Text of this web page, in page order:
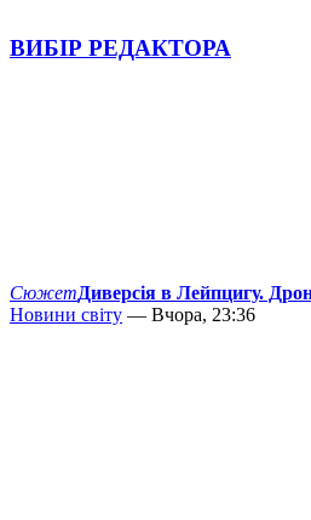
ВИБІР РЕДАКТОРА
СюжетДиверсія в Лейпцигу.
Новини світу — Вчора, 23:36